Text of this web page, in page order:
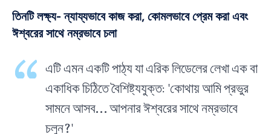
তিনটি লক্ষ্য- ন্যায্যভাবে কাজ করা, কোমলভাবে প্রেম করা এবং
ঈশ্বরের সাথে নম্রভাবে চলা
এটি এমন একটি পাঠ্য যা এরিক লিডেলের লেখা এক বা
একাধিক চিঠিতে বৈশিষ্ট্যযুক্ত: 'কোথায় আমি প্রভুর
সামনে আসব... আপনার ঈশ্বরের সাথে নম্রভাবে
চলুন?'